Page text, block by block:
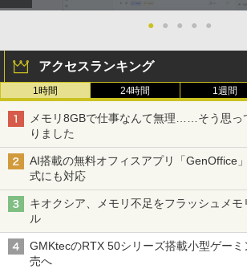
￥9,900
3
深在性う蝕に対する
歯髄保存か抜髄かは患
浩一 ]
￥19,800
4
ゾンビのあふれた世界
￥1,155
● ● ● ● ●
アクセスランキング
1時間 24時間 1週間
メモリ8GBで仕事なんて無理……そう思っ
りました
AI搭載の無料オフィスアプリ「GenOffice
式にも対応
キオクシア、メモリ不足をフラッシュメ
ル
GMKtecのRTX 50シリーズ搭載小型ゲー
売へ